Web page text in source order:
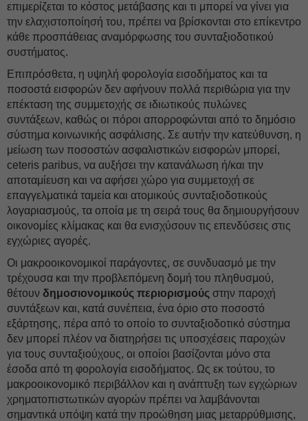
επιμερίζεται το κόστος μετάβασης και τι μπορεί να γίνει για
την ελαχιστοποίησή του, πρέπει να βρίσκονται στο επίκεντρο
κάθε προσπάθειας αναμόρφωσης του συνταξιοδοτικού
συστήματος.
Επιπρόσθετα, η υψηλή φορολογία εισοδήματος και τα
ποσοστά εισφορών δεν αφήνουν πολλά περιθώρια για την
επέκταση της συμμετοχής σε ιδιωτικούς πυλώνες
συντάξεων, καθώς οι πόροι απορροφώνται από το δημόσιο
σύστημα κοινωνικής ασφάλισης. Σε αυτήν την κατεύθυνση, η
μείωση των ποσοστών ασφαλιστικών εισφορών μπορεί,
ceteris paribus, να αυξήσει την κατανάλωση ή/και την
αποταμίευση και να αφήσει χώρο για συμμετοχή σε
επαγγελματικά ταμεία και ατομικούς συνταξιοδοτικούς
λογαριασμούς, τα οποία με τη σειρά τους θα δημιουργήσουν
οικονομίες κλίμακας και θα ενισχύσουν τις επενδύσεις στις
εγχώριες αγορές.
Οι μακροοικονομικοί παράγοντες, σε συνδυασμό με την
τρέχουσα και την προβλεπόμενη δομή του πληθυσμού,
θέτουν δημοσιονομικούς περιορισμούς στην παροχή
συντάξεων και, κατά συνέπεια, ένα όριο στο ποσοστό
εξάρτησης, πέρα από το οποίο το συνταξιοδοτικό σύστημα
δεν μπορεί πλέον να διατηρήσει τις υποσχέσεις παροχών
για τους συνταξιούχους, οι οποίοι βασίζονται μόνο στα
έσοδα από τη φορολογία εισοδήματος. Ως εκ τούτου, το
μακροοικονομικό περιβάλλον και η ανάπτυξη των εγχώριων
χρηματοπιστωτικών αγορών πρέπει να λαμβάνονται
σημαντικά υπόψη κατά την προώθηση μιας μεταρρύθμισης,